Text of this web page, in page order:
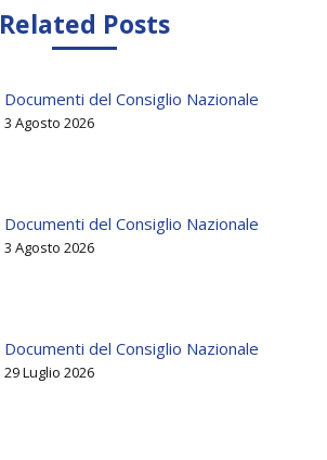
Related Posts
Documenti del Consiglio Nazionale
3 Agosto 2026
Documenti del Consiglio Nazionale
3 Agosto 2026
Documenti del Consiglio Nazionale
29 Luglio 2026